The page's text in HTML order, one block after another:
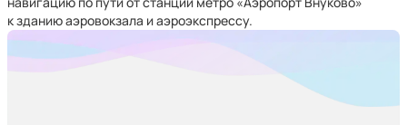
к зданию аэровокзала и аэроэкспрессу.